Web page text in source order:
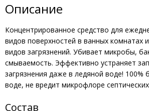
Описание
Концентрированное средство для
видов поверхностей в ванных комнатах
видов загрязнений. Убивает микробы,
смываемость. Эффективно устраняет
загрязнения даже в ледяной воде! 100%
воде, не вредит микрофлоре
Состав